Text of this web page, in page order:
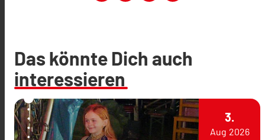
Das könnte Dich auch
interessieren
3.
Aug 2026